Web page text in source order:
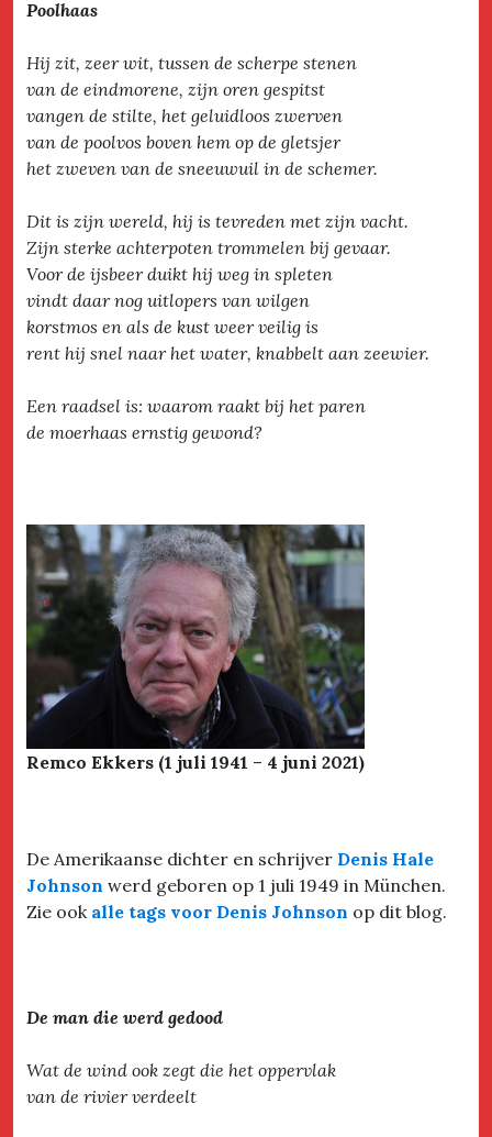
Poolhaas
Hij zit, zeer wit, tussen de scherpe stenen
van de eindmorene, zijn oren gespitst
vangen de stilte, het geluidloos zwerven
van de poolvos boven hem op de gletsjer
het zweven van de sneeuwuil in de schemer.
Dit is zijn wereld, hij is tevreden met zijn vacht.
Zijn sterke achterpoten trommelen bij gevaar.
Voor de ijsbeer duikt hij weg in spleten
vindt daar nog uitlopers van wilgen
korstmos en als de kust weer veilig is
rent hij snel naar het water, knabbelt aan zeewier.
Een raadsel is: waarom raakt bij het paren
de moerhaas ernstig gewond?
Remco Ekkers (1 juli 1941 – 4 juni 2021)
De Amerikaanse dichter en schrijver Denis Hale
Johnson werd geboren op 1 juli 1949 in München.
Zie ook alle tags voor Denis Johnson op dit blog.
De man die werd gedood
Wat de wind ook zegt die het oppervlak
van de rivier verdeelt